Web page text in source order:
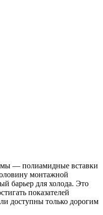
— полиамидные вставки
монтажной
барьер для холода. Это
показателей
доступны только дорогим